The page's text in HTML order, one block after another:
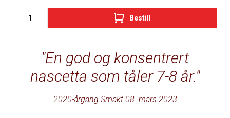
En god og konsentrert
nascetta som tåler 7-8 år.
2020-årgang Smakt 08. mars 2023
Bestill